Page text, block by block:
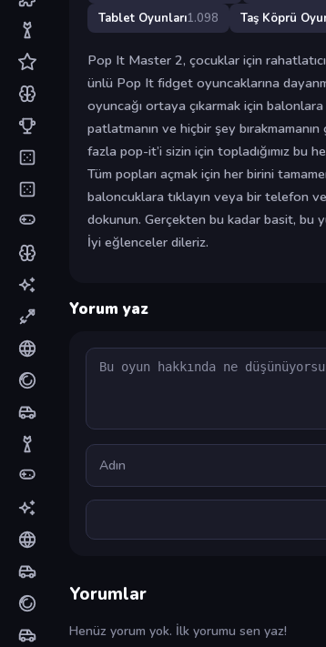
Tablet Oyunları1.098 Taş Köprü
Pop It Master 2, çocuklar için
ünlü Pop It fidget oyuncaklarına
oyuncağı ortaya çıkarmak için
patlatmanın ve hiçbir şey
fazla pop-it’i sizin için topladığımız bu
Tüm popları açmak için her birini
baloncuklara tıklayın veya bir telefon
dokunun. Gerçekten bu kadar basit, bu
İyi eğlenceler dileriz.
Yorum yaz
Yorum
Ad
Yorumlar
Henüz yorum yok. İlk yorumu sen yaz!